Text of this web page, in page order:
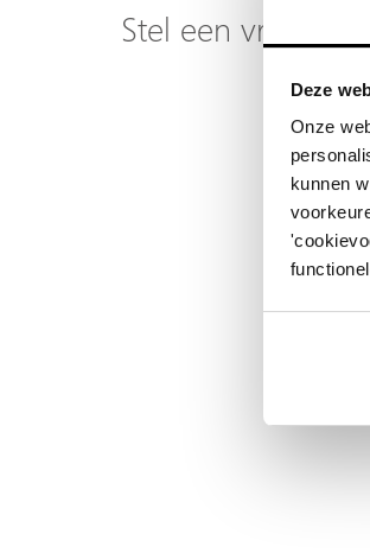
Deze
Onze
kunnen
Stel een vraag
Uw
Uw